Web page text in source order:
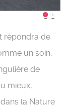
répondra de
un soin,
de
mieux,
la Nature